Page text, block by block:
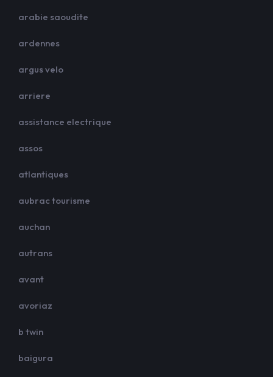
arabie saoudite
ardennes
argus velo
arriere
assistance electrique
assos
atlantiques
aubrac tourisme
auchan
autrans
avant
avoriaz
b twin
baigura